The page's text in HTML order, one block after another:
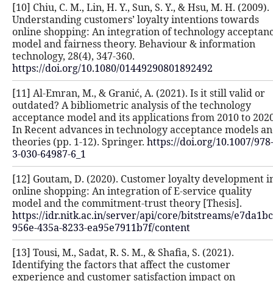
[10] Chiu, C. M., Lin, H. Y., Sun, S.
Understanding customers’ loyalty
online shopping: An integration of
model and fairness theory.
technology, 28(4), 347-360.
https://doi.org/10.1080/
[11] Al-Emran, M., & Granić, A.
outdated? A bibliometric analysis
acceptance model and its
In Recent advances in technology
theories (pp. 1-12). Springer.
[12] Goutam, D. (2020). Customer
online shopping: An integration of
model and the commitment-trust
https://idr.nitk.ac.in/server/api/
956e-435a-8233-ea95e7911b7f/
[13] Tousi, M., Sadat, R. S. M., &
Identifying the factors that affect
experience and customer